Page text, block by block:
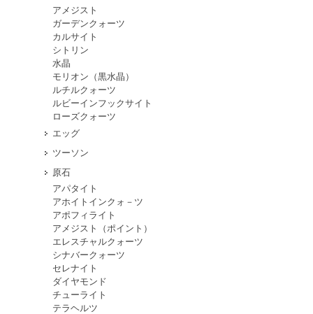
アメジスト
ガーデンクォーツ
カルサイト
シトリン
水晶
モリオン（黒水晶）
ルチルクォーツ
ルビーインフックサイト
ローズクォーツ
エッグ
ツーソン
原石
アパタイト
アホイトインクォ－ツ
アポフィライト
アメジスト（ポイント）
エレスチャルクォーツ
シナバークォーツ
セレナイト
ダイヤモンド
チューライト
テラヘルツ